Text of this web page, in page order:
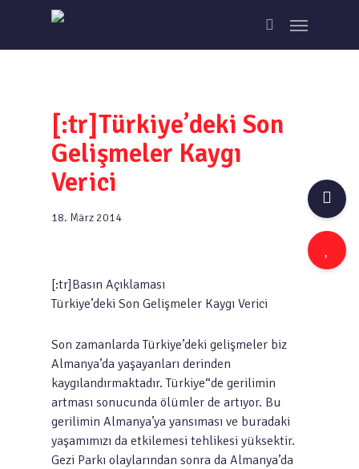
main
search
Menu
[:tr]Türkiye’deki Son
Gelişmeler Kaygı
Verici
18. März 2014
[:tr]Basın Açıklaması
Türkiye’deki Son Gelişmeler Kaygı Verici
Son zamanlarda Türkiye’deki gelişmeler biz
Almanya’da yaşayanları derinden
kaygılandırmaktadır. Türkiye“de gerilimin
artması sonucunda ölümler de artıyor. Bu
gerilimin Almanya’ya yansıması ve buradaki
yaşamımızı da etkilemesi tehlikesi yüksektir.
Gezi Parkı olaylarından sonra da Almanya’da